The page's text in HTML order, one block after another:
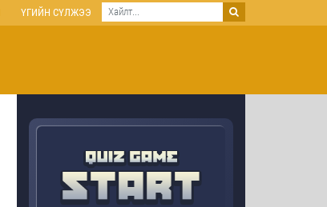
ҮГИЙН СҮЛЖЭЭ